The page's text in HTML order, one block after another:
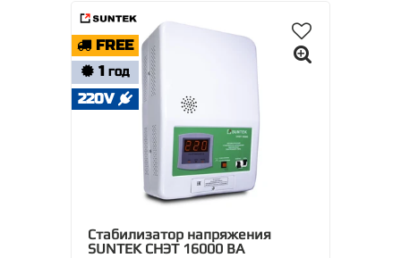
FREE
1
ГОД
220V
Стабилизатор напряжения
SUNTEK СНЭТ 16000 ВА